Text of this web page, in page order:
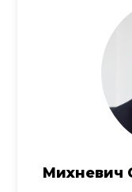
Михневич